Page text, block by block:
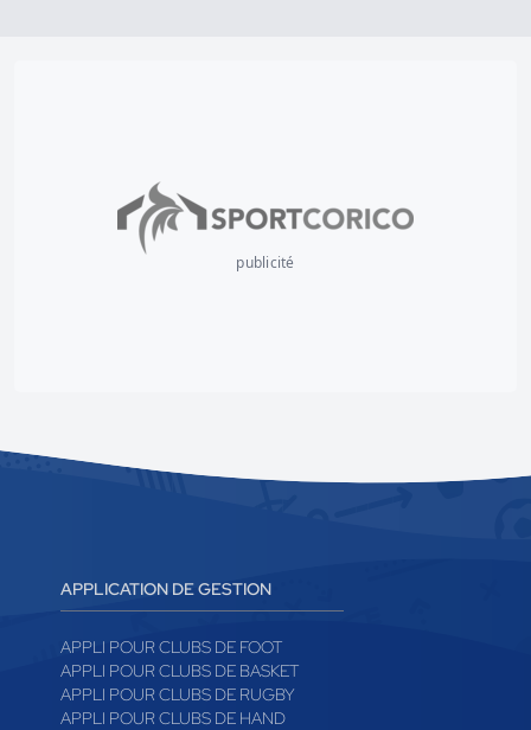
publicité
APPLICATION DE GESTION
APPLI POUR CLUBS DE FOOT
APPLI POUR CLUBS DE BASKET
APPLI POUR CLUBS DE RUGBY
APPLI POUR CLUBS DE HAND